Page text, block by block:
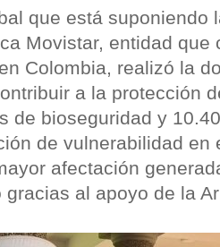
que está suponiendo
Movistar, entidad que
Colombia, realizó la
a la protección
de bioseguridad y
de vulnerabilidad en
afectación
al apoyo de la